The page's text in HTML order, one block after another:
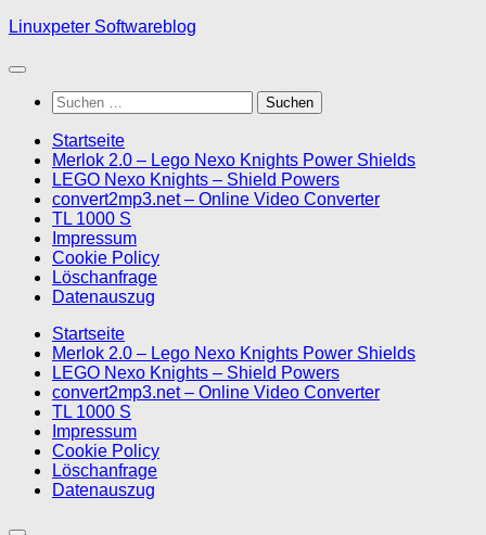
Skip
content
Linuxpeter Softwareblog
Suchen
nach:
Startseite
Merlok 2.0 – Lego Nexo Knights Power Shields
LEGO Nexo Knights – Shield Powers
convert2mp3.net – Online Video Converter
TL 1000 S
Impressum
Cookie Policy
Löschanfrage
Datenauszug
Startseite
Merlok 2.0 – Lego Nexo Knights Power Shields
LEGO Nexo Knights – Shield Powers
convert2mp3.net – Online Video Converter
TL 1000 S
Impressum
Cookie Policy
Löschanfrage
Datenauszug